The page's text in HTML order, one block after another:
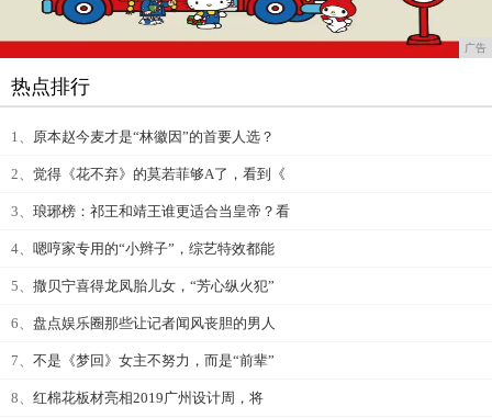
广告
热点排行
1、 原本赵今麦才是“林徽因”的首要人选？
2、 觉得《花不弃》的莫若菲够A了，看到《
3、 琅琊榜：祁王和靖王谁更适合当皇帝？看
4、 嗯哼家专用的“小辫子”，综艺特效都能
5、 撒贝宁喜得龙凤胎儿女，“芳心纵火犯”
6、 盘点娱乐圈那些让记者闻风丧胆的男人
7、 不是《梦回》女主不努力，而是“前辈”
8、 红棉花板材亮相2019广州设计周，将